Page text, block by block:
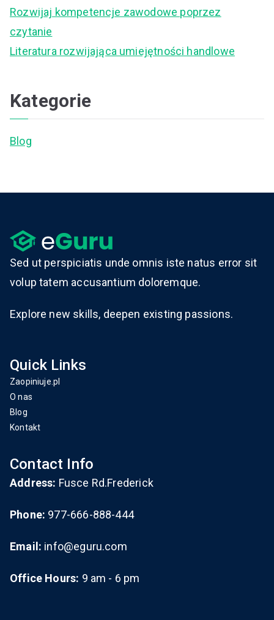
Rozwijaj kompetencje zawodowe poprzez
czytanie
Literatura rozwijająca umiejętności handlowe
Kategorie
Blog
Sed ut perspiciatis unde omnis iste natus error sit
volup tatem accusantium doloremque.
Explore new skills, deepen existing passions.
Quick Links
Zaopiniuje.pl
O nas
Blog
Kontakt
Contact Info
Address: Fusce Rd.Frederick
Phone: 977-666-888-444
Email: info@eguru.com
Office Hours: 9 am - 6 pm